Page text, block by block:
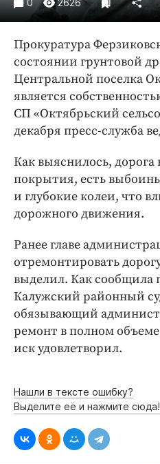
Спорт
Экономика и бизнес
ПРОЕКТЫ
Блоги
Издания
Медиаперсона
Интересное чтиво
Клиника года
Бренд года
Работодатель года
0 2626
Прокуратура
состоянии грунтовой
Центральной поселка
является
СП «Октябрьский
декабря пресс-служба
Как выяснилось, дорога
покрытия, есть
и глубокие колеи, что
дорожного движения.
Ранее главе
отремонтировать
выделил. Как сообщила
Калужский районный
обязывающий
ремонт в полном
иск удовлетворил.
Нашли в тексте ошибку?
Выделите её и нажмите сюда!